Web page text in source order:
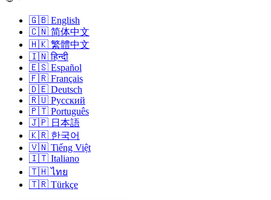
🇬🇧 English
🇨🇳 简体中文
🇭🇰 繁體中文
🇮🇳 हिन्दी
🇪🇸 Español
🇫🇷 Français
🇩🇪 Deutsch
🇷🇺 Русский
🇵🇹 Português
🇯🇵 日本語
🇰🇷 한국어
🇻🇳 Tiếng Việt
🇮🇹 Italiano
🇹🇭 ไทย
🇹🇷 Türkçe